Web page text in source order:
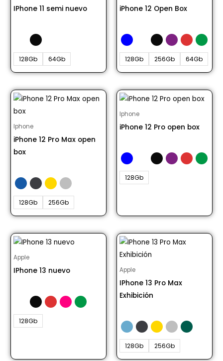
IPhone 11 semi nuevo
128Gb 64Gb
iPhone 12 Open Box
128Gb 256Gb 64Gb
Iphone
iPhone 12 Pro Max open
box
128Gb 256Gb
Iphone
iPhone 12 Pro open box
128Gb
Apple
IPhone 13 nuevo
128Gb
Apple
IPhone 13 Pro Max
Exhibición
128Gb 256Gb